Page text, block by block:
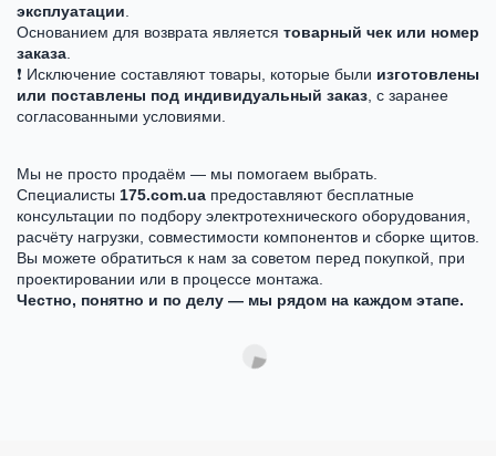
эксплуатации
Основанием для возврата является товарный чек или номер
заказа
❗ Исключение составляют товары, которые были изготовлены
или поставлены под индивидуальный заказ , с заранее
согласованными условиями.
Мы не просто продаём — мы помогаем выбрать.
Специалисты 175.com.ua предоставляют бесплатные
консультации по подбору электротехнического оборудования,
расчёту нагрузки, совместимости компонентов и сборке щитов.
Вы можете обратиться к нам за советом перед покупкой, при
проектировании или в процессе монтажа.
Честно, понятно и по делу — мы рядом на каждом этапе.